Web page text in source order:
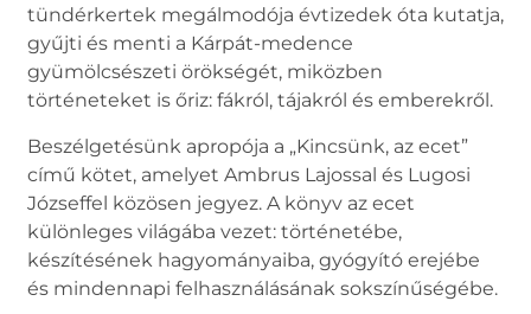
tündérkertek megálmodója évtizedek óta kutatja,
gyűjti és menti a Kárpát-medence
gyümölcsészeti örökségét, miközben
történeteket is őriz: fákról, tájakról és emberekről.
Beszélgetésünk apropója a „Kincsünk, az ecet”
című kötet, amelyet Ambrus Lajossal és Lugosi
Józseffel közösen jegyez. A könyv az ecet
különleges világába vezet: történetébe,
készítésének hagyományaiba, gyógyító erejébe
és mindennapi felhasználásának sokszínűségébe.